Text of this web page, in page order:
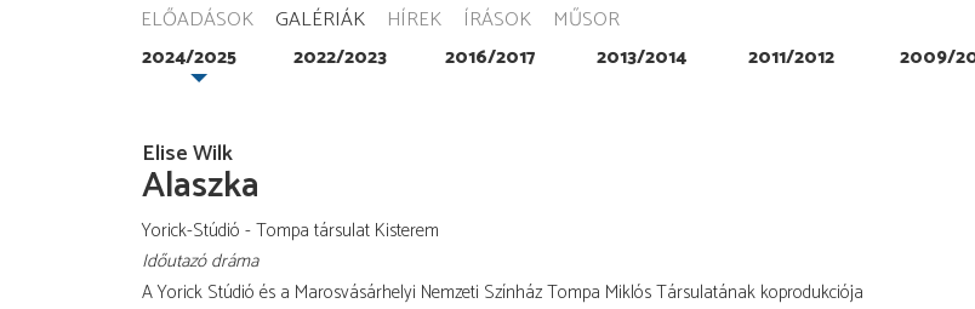
ELŐADÁSOK GALÉRIÁK HÍREK ÍRÁSOK MŰSOR
2024/2025 2022/2023 2016/2017 2013/2014 2011/2012 2009/
Elise Wilk
Alaszka
Yorick-Stúdió Tompa társulat Kisterem
Időutazó dráma
A Yorick Stúdió és a Marosvásárhelyi Nemzeti Színház Tompa Miklós Társulatának koprodukciója